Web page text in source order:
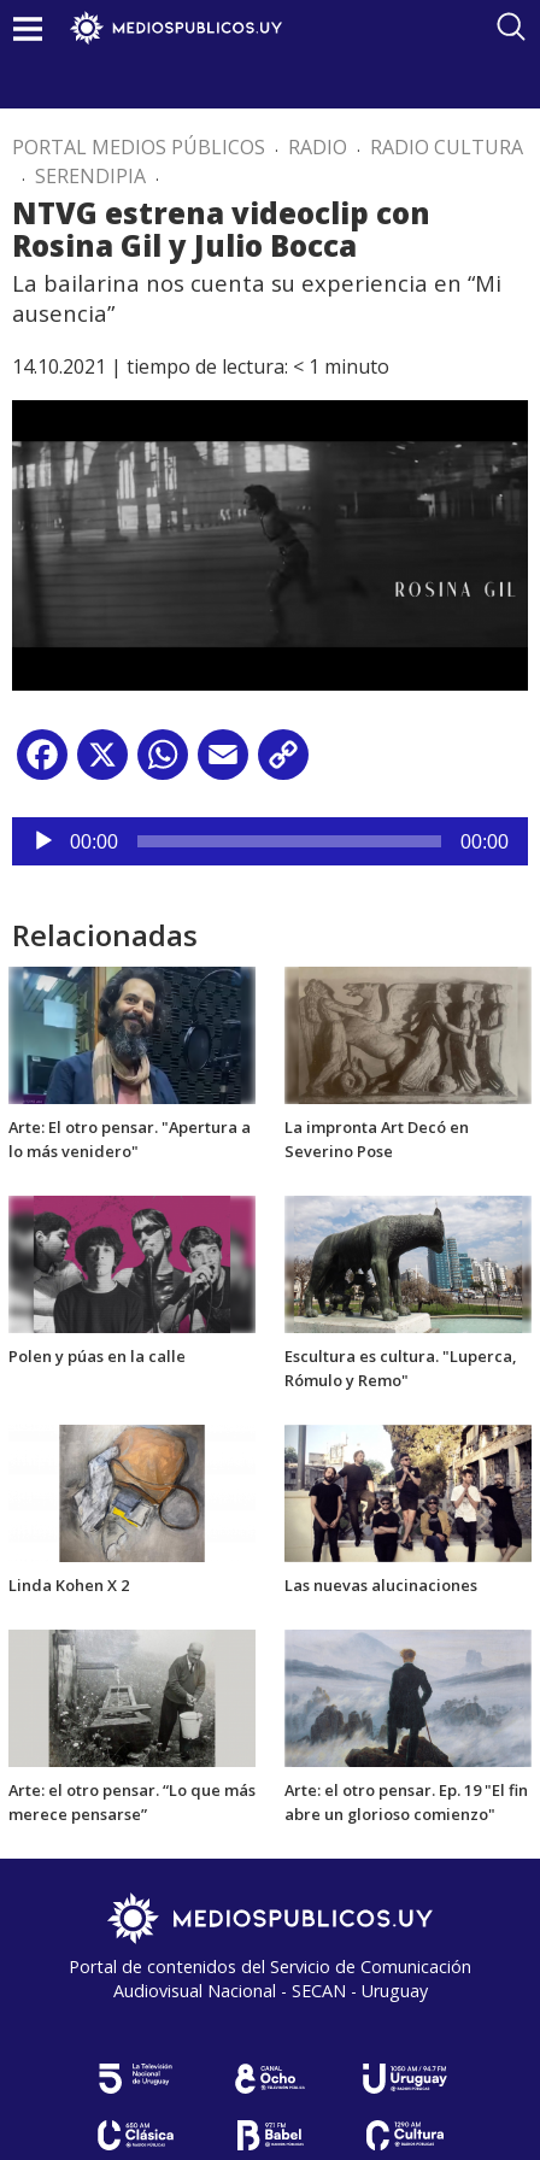
PORTAL MEDIOS PÚBLICOS . RADIO . RADIO CULTURA
. SERENDIPIA .
NTVG estrena videoclip con
Rosina Gil y Julio Bocca
La bailarina nos cuenta su experiencia en “Mi
ausencia”
14.10.2021 | tiempo de lectura: < 1 minuto
Facebook
X WhatsApp
Email
Reproductor
audio
00:00 00:00
Relacionadas
Arte: El otro pensar. "Apertura a
lo más venidero"
La impronta Art Decó en
Severino Pose
Polen y púas en la calle
Escultura es cultura. "Luperca,
Rómulo y Remo"
Linda Kohen X 2 Las nuevas alucinaciones
Arte: el otro pensar. “Lo que más
merece pensarse”
Arte: el otro pensar. Ep. 19 "El fin
abre un glorioso comienzo"
Portal de contenidos del Servicio de Comunicación
Audiovisual Nacional - SECAN - Uruguay